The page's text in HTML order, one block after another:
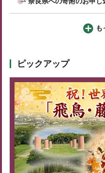
も
ピックアップ